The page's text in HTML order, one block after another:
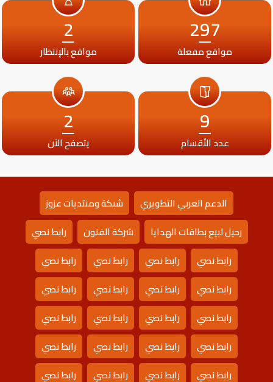
297
مواقع مفعلة
2
مواقع بالإنتظار
9
عدد الأقسام
2
يتصفح الآن
الدعم العربي التطويري
شبكة ومنتديات عزوز
رحيل لبيع بطاقات الهدايا
شركة الفنون
رابط نصي
رابط نصي
رابط نصي رابط نصي
رابط نصي
رابط نصي
رابط نصي رابط نصي
رابط نصي
رابط نصي
رابط نصي رابط نصي
رابط نصي
رابط نصي
رابط نصي رابط نصي
رابط نصي
رابط نصي
رابط نصي رابط نصي رابط نصي